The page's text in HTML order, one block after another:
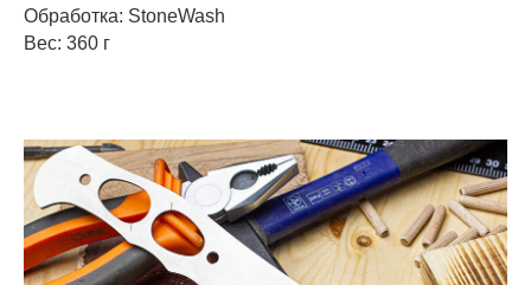
Обработка: StoneWash
Вес: 360 г